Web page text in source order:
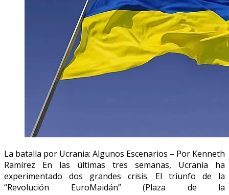
La batalla por Ucrania: Algunos Escenarios – Por Kenneth
Ramírez En las últimas tres semanas, Ucrania ha
experimentado dos grandes crisis. El triunfo de la
“Revolución EuroMaidán” (Plaza de la